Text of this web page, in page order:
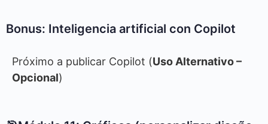
Bonus: Inteligencia artificial con Copilot
Próximo a publicar Copilot (Uso Alternativo –
Opcional)